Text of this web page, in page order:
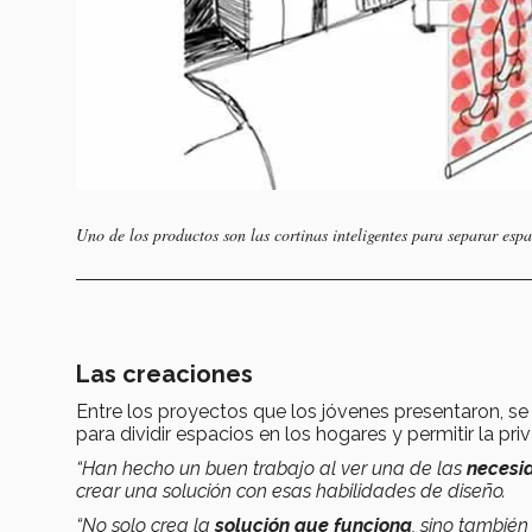
Uno de los productos son las cortinas inteligentes para separar
Las creaciones
Entre los proyectos que los jóvenes presentaron,
para dividir espacios en los hogares y permitir la
“Han hecho un buen trabajo al ver una de las
crear una solución con esas habilidades de diseño.
“No solo crea lasolución que funciona, sino